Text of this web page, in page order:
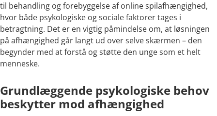
til behandling og forebyggelse af online spilafhængighed,
hvor både psykologiske og sociale faktorer tages i
betragtning. Det er en vigtig påmindelse om, at løsningen
på afhængighed går langt ud over selve skærmen – den
begynder med at forstå og støtte den unge som et helt
menneske.
Grundlæggende psykologiske behov
beskytter mod afhængighed